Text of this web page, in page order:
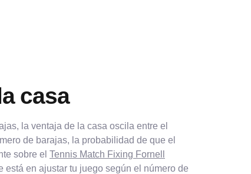
casa
la ventaja de la casa oscila entre el
de barajas, la probabilidad de que el
sobre el Tennis Match Fixing Fornell
en ajustar tu juego según el número de